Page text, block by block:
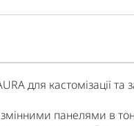
для кастомізації та
панелями в